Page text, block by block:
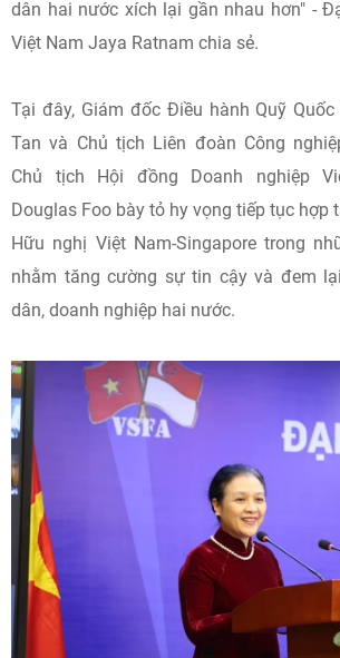
dân hai nước xích lại gần nhau hơn" -
Việt Nam Jaya Ratnam chia sẻ.
Tại đây, Giám đốc Điều hành Quỹ
Tan và Chủ tịch Liên đoàn Công
Chủ tịch Hội đồng Doanh nghiệp
Douglas Foo bày tỏ hy vọng tiếp tục hợp
Hữu nghị Việt Nam-Singapore trong
nhằm tăng cường sự tin cậy và đem
dân, doanh nghiệp hai nước.